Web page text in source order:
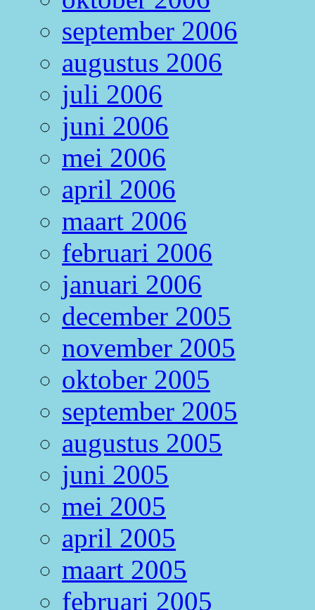
september 2006
augustus 2006
juli 2006
juni 2006
mei 2006
april 2006
maart 2006
februari 2006
januari 2006
december 2005
november 2005
oktober 2005
september 2005
augustus 2005
juni 2005
mei 2005
april 2005
maart 2005
februari 2005